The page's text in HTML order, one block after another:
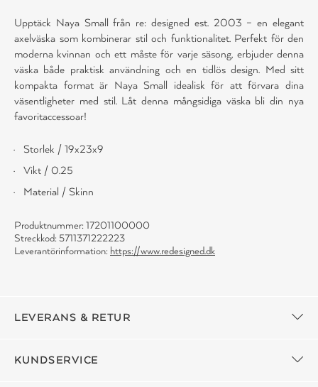
Upptäck Naya Small från re: designed est. 2003 – en elegant
axelväska som kombinerar stil och funktionalitet. Perfekt för den
moderna kvinnan och ett måste för varje säsong, erbjuder denna
väska både praktisk användning och en tidlös design. Med sitt
kompakta format är Naya Small idealisk för att förvara dina
väsentligheter med stil. Låt denna mångsidiga väska bli din nya
favoritaccessoar!
Storlek / 19x23x9
Vikt / 0.25
Material / Skinn
Produktnummer: 17201100000
Streckkod: 5711371222223
Leverantörinformation: https://www.redesigned.dk
LEVERANS & RETUR
KUNDSERVICE